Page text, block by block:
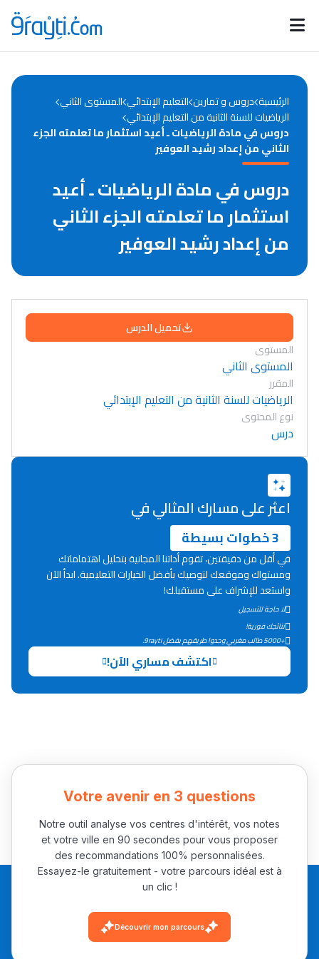
Catégories
d'actualités
Annonces bourses
Collège au Maroc
+ de 78 Sujets
+ de 89 Interviews/Vidéos
الرئيسية دروس و تمارين التعليم الإبتدائي المستوى الثاني
الرياضيات للسنة الثانية من التعليم الإبتدائي
دروس في مادة الرياضيات ـ أعيد استثمار ما تعلمته الجزء
الثاني من إعداد رشيد العوفير
دروس في مادة الرياضيات ـ أعيد
استثمار ما تعلمته الجزء الثاني
من إعداد رشيد العوفير
تحميل الدرس
المستوى
المستوى الثاني
المقرر
الرياضيات للسنة الثانية من التعليم الإبتدائي
نوع المحتوى
درس
اعثر على مسارك المثالي في
3 خطوات بسيطة
في أقل من دقيقتين، تقوم أداتنا المجانية بتحليل اهتماماتك
ومستواك وموقعك لتوصيك بأفضل الخيارات التعليمية. ابدأ الآن
واستعد للإشراف على مستقبلك!
لا حاجة للتسجيل
نتائجك فورية!
+5000 طالب مغربي وجدوا طريقهم بفضل 9rayti.
اكتشف مساري الآن!
Votre avenir en 3 questions
Notre outil analyse vos centres d'intérêt, vos notes
et votre ville en 90 secondes pour vous proposer
des recommandations 100% personnalisées.
Essayez-le gratuitement - votre parcours idéal est à
un clic !
Découvrir mon parcours